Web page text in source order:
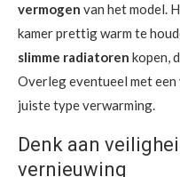
vermogen van het model.
kamer prettig warm te
slimme radiatoren kopen,
Overleg eventueel met
juiste type verwarming.
Denk aan
vernieuwing